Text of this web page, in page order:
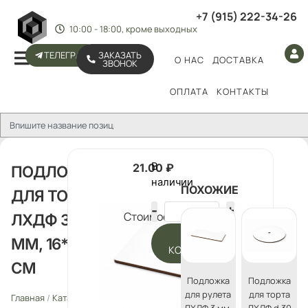
+7 (915) 222-34-26
10:00 - 18:00, кроме выходных
ТЕЛЕГРАМ ЗАКАЗАТЬ
ЗВОНОК О НАС ДОСТАВКА
ОПЛАТА КОНТАКТЫ
ПОДЛОЖКА
ДЛЯ ТОРТА
ЛХДФ 3
ММ, 16*16
СМ
Главная / Каталог
Подложки
Стоимость:
21.00 ₽
В
наличии
В
КОРЗИНУ
ПОХОЖИЕ
Подложка
для рулета
Подложка
для торта